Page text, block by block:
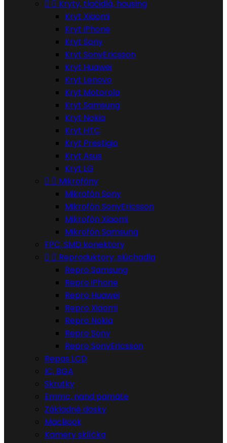
  Kryty, tlačidlá, housing
Kryt Xiaomi
Kryt iPhone
Kryt Sony
Kryt SonyEricsson
Kryt Huawei
Kryt Lenovo
Kryt Motorola
Kryt Samsung
Kryt Nokia
Kryt HTC
Kryt Prestigio
Kryt Asus
Kryt LG
  Mikrofóny
Mikrofón Sony
Mikrofón SonyEricsson
Mikrofón Xiaomi
Mikrofón Samsung
FPC, SMD konektory
  Reproduktory, slúchadla
Repro Samsung
Repro iPhone
Repro Huawei
Repro Xiaomi
Repro Nokia
Repro Sony
Repro SonyEricsson
Repas LCD
IC, BGA
Skrutky
Emmc, nand pamäte
Základné dosky
MacBook
Kamery sklíčka